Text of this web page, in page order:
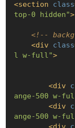
<section class
top-0 hidden">
<!--
<div class
l w-full">
<div
ange-500
<div
ange-500